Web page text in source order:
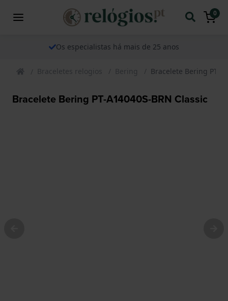
0
Os especialistas há mais de 25 anos
Braceletes relogios Bering Bracelete Bering PT-
Bracelete Bering PT-A14040S-BRN Classic